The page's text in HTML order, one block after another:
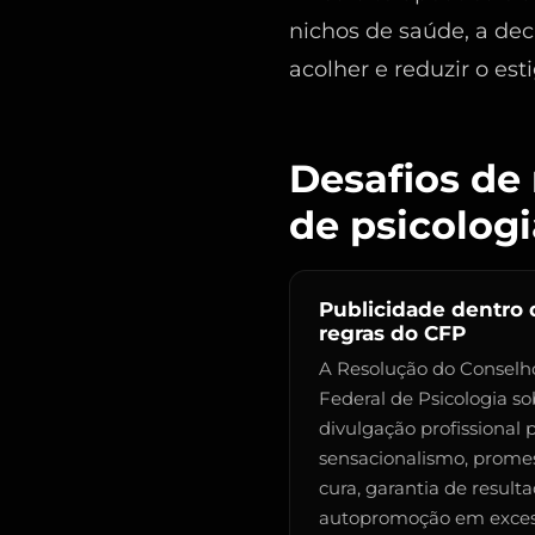
nichos de saúde, a
acolher e reduzir o
Desafios
de
Publicidade dentro
regras do CFP
A Resolução do
Federal de Psicologia
divulgação profissional
sensacionalismo,
cura, garantia de
autopromoção em